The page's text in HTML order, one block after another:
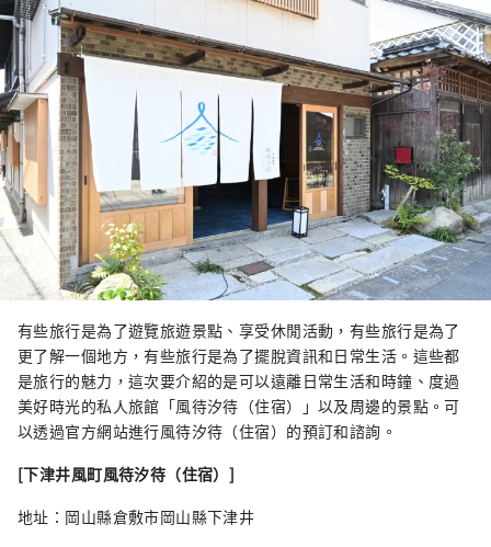
有些旅行是為了遊覽旅遊景點、享受休閒活動，有些旅行是為了
更了解一個地方，有些旅行是為了擺脫資訊和日常生活。這些都
是旅行的魅力，這次要介紹的是可以遠離日常生活和時鐘、度過
美好時光的私人旅館「風待汐待（住宿）」以及周邊的景點。可
以透過官方網站進行風待汐待（住宿）的預訂和諮詢。
[下津井風町風待汐待（住宿）]
地址：岡山縣倉敷市岡山縣下津井